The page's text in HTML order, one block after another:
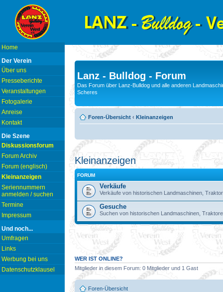
Home
Der Verein
Über uns
Presseberichte
Veranstaltungen
Fotogalerie
Anreise
Kontakt
Die Szene
Diskussionsforum
Forum Archiv
Forum (englisch)
Kleinanzeigen
Seriennummern
anmelden / suchen
Termine
Impressum
Und noch...
Umfragen
Links
Werbung bei uns
Datenschutzklausel
Lanz - Bulldog - Forum
Das Forum über Lanz-Bulldog und alle anderen
Scheres
Foren-Übersicht ‹ Kleinanzeigen
Kleinanzeigen
FORUM
Verkäufe
Verkäufe von historischen Landmaschinen,
Gesuche
Suchen von historischen Landmaschinen,
WER IST ONLINE?
Mitglieder in diesem Forum: 0 Mitglieder und 1 Gast
Foren-Übersicht